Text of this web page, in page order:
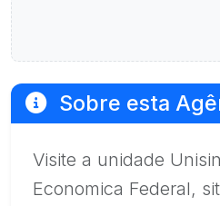
Sobre esta
Visite a unidade
Economica Federal,